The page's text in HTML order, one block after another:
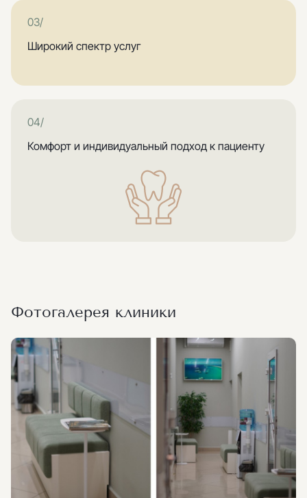
03/
Широкий спектр услуг
04/
Комфорт и индивидуальный подход к пациенту
Фотогалерея клиники